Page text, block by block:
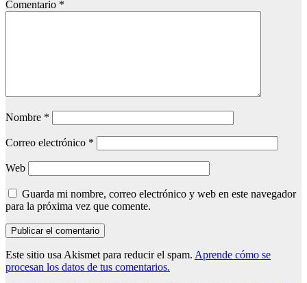
Comentario *
Nombre *
Correo electrónico *
Web
Guarda mi nombre, correo electrónico y web en este navegador
para la próxima vez que comente.
Este sitio usa Akismet para reducir el spam. Aprende cómo se
procesan los datos de tus comentarios.